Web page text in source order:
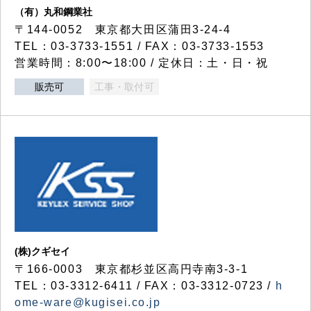
（有）丸和鋼業社
〒144-0052 東京都大田区蒲田3-24-4
TEL：03-3733-1551 / FAX：03-3733-1553
営業時間：8:00〜18:00 / 定休日：土・日・祝
販売可 工事・取付可
(株)クギセイ
〒166-0003 東京都杉並区高円寺南3-3-1
TEL：03-3312-6411 / FAX：03-3312-0723 / h
ome-ware@kugisei.co.jp